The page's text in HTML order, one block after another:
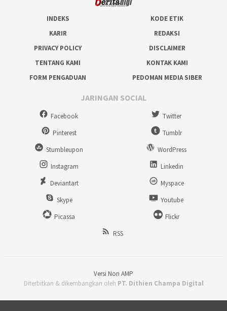
INDEKS
KODE ETIK
KARIR
REDAKSI
PRIVACY POLICY
DISCLAIMER
TENTANG KAMI
KONTAK KAMI
FORM PENGADUAN
PEDOMAN MEDIA SIBER
JARINGAN SOCIAL
Facebook
Twitter
Pinterest
Tumblr
Stumbleupon
WordPress
Instagram
Linkedin
Deviantart
Myspace
Skype
Youtube
Picassa
Flickr
RSS
Versi Non AMP
Diterbitkan & dikembangkan oleh PT. Dithien Champa Digital